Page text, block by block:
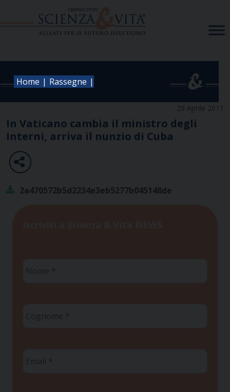
Home | Rassegne |
29 Aprile 2011
In Vaticano cambia il ministro degli
Interni, arriva il nunzio di Cuba
2a470572b5d2234e3eb5277b045148de